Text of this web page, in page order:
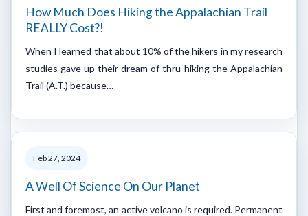
How Much Does Hiking the Appalachian Trail
REALLY Cost?!
When I learned that about 10% of the hikers in my research
studies gave up their dream of thru-hiking the Appalachian
Trail (A.T.) because…
Feb 27, 2024
A Well Of Science On Our Planet
First and foremost, an active volcano is required. Permanent